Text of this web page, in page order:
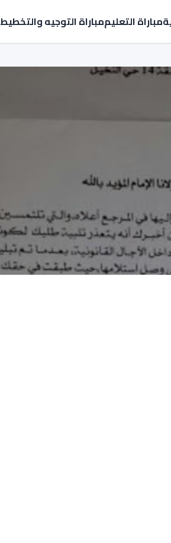
مباراة التعليممباراة التوجيه والتخطيط